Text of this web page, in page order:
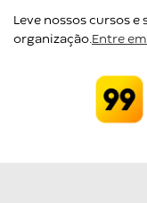
Leve nossos cursos
organização.Entre